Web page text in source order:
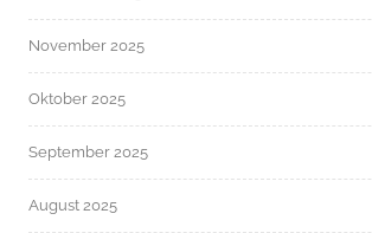
November 2025
Oktober 2025
September 2025
August 2025